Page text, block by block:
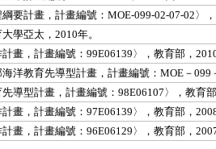
計畫，計畫編號：MOE-099-02-07-02〉，
學亞太，2010年。
畫，計畫編號：99E06139〉，教育部，2010
教育先導型計畫，計畫編號：MOE－099
型計畫，計畫編號：98E06107〉，教育部
畫，計畫編號：97E06139〉，教育部，2008
畫，計畫編號：96E06129〉，教育部，2007